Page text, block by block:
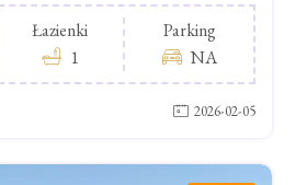
Łazienki
1
Parking
NA
2026-02-05